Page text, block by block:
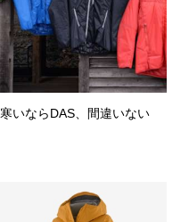
寒いならDAS、間違いない